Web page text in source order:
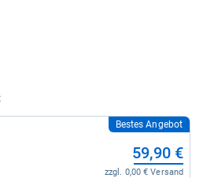
Bestes Angebot
59,90 €
zzgl. 0,00 € Versand